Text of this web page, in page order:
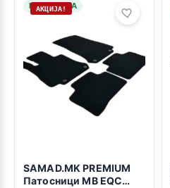
НА ЗАЛИХА
АКЦИЈА!
SAMAD.MK PREMIUM
Патосници MB EQC